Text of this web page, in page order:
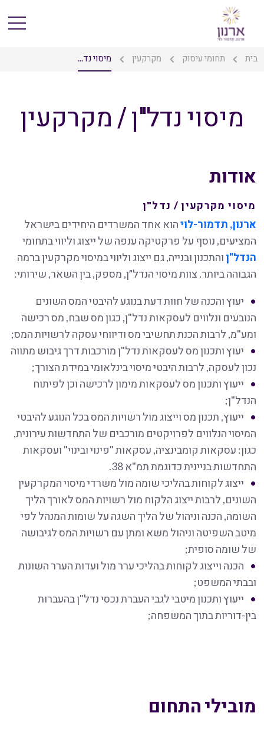
בית תחומי עיסוק מקרקעין מיסוי נד...
מיסוי נדל"ן / מקרקעין
אודות
מיסוי מקרקעין / נדל"ן
ארנון, תדמור-לויהוא אחד המשרדים היחידים בישראל
המציעים, נוסף על פרקטיקה ענפה של ייצוג וליווי בתחומי
הנדל"ן והתכנון ובנייה, גם ייצוג וליווי במיסוי מקרקעין ברמה
הגבוהה ביותר. צוות מיסוי הנדל״ן, מספק, בין השאר, שירותי:
יעוץ והכנה של חוות דעת בנוגע להיבטי המס השונים
הנובעים ונלווים לעסקאות נדל"ן, כגון מס שבח, מס רכישה
ומע"מ, לרבות הכנת תחשיבי מס ודיווחי עסקה לרשויות המס;
יעוץ ותכנון מס לעסקאות נדל"ן מורכבות דרך גיבוש מתווה
נכון לעסקה, לרבות היבטי מיסוי בינלאומי במידת הצורך;
ייעוץ ותכנון מס לעסקאות מימון לרכישה וכן לפיתוח
הנדל"ן;
ייעוץ, תכנון מס וייצוג מול רשויות המס בכל הנוגע להיבטי
המיסוי הנלווים לפרויקטים מורכבים של התחדשות עירונית,
כגון: עסקאות קומבינציה, עסקאות "פינוי ובינוי" ועסקאות
התחדשות בניינית כדוגמת תמ"א 38.
ייצוג לקוחות בהליכי שומה מול משרדי מיסוי המקרקעין
השונים, לרבות ייצוג הלקוח מול רשויות המס לאורך הליך
השומה, הכנה וניהול של הליך השגה על שומות המנהל לפי
מיטב השפיטה וניהול משא ומתן עם רשויות המס לגיבושה
של שומה סופית;
הכנה וייצוג לקוחות בהליכי ערר מול ועדות הערר השונות
ובבתי המשפט;
ייעוץ ותכנון מיטבי לגבי העברת נכסי נדל"ן בהעברות
בין-דוריות בתוך המשפחה;
מובילי התחום